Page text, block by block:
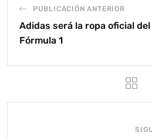
PUBLICACIÓN ANTERIOR
Adidas será la ropa oficial
Fórmula 1